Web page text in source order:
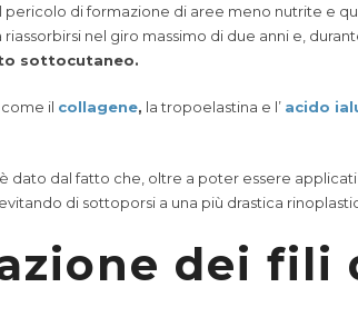
pericolo di formazione di aree meno nutrite e
nel giro massimo di due anni e,
sottocutaneo.
il collagene, la tropoelastina e l’ acido
dato dal fatto che, oltre a poter essere
di sottoporsi a una più drastica
dei fili